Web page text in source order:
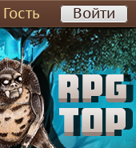
Гость Войти